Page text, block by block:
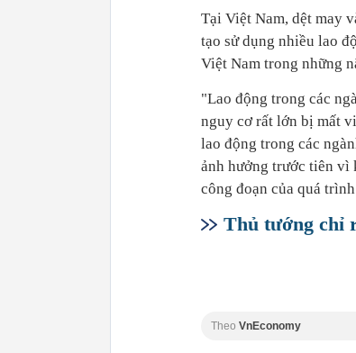
Tại Việt Nam, dệt may
tạo sử dụng nhiều lao
Việt Nam trong những
"Lao động trong các
nguy cơ rất lớn bị mất
lao động trong các
ảnh hưởng trước tiên vì
công đoạn của quá
Thủ tướng chỉ
Theo VnEconomy